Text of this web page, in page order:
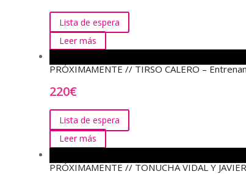
Lista de espera
Leer más
PRÓXIMAMENTE // TIRSO CALERO –
220€
Lista de espera
Leer más
PRÓXIMAMENTE // TONUCHA VIDAL Y